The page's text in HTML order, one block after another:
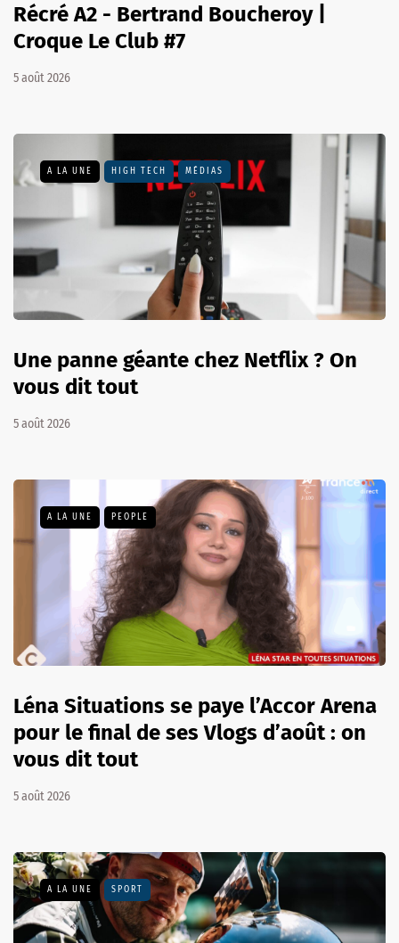
Récré A2 - Bertrand Boucheroy |
Croque Le Club #7
5 août 2026
A LA UNE HIGH TECH MÉDIAS
Une panne géante chez Netflix ? On
vous dit tout
5 août 2026
A LA UNE PEOPLE
Léna Situations se paye l’Accor Arena
pour le final de ses Vlogs d’août : on
vous dit tout
5 août 2026
A LA UNE SPORT